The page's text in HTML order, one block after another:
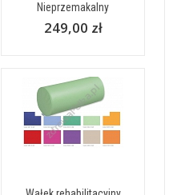
Nieprzemakalny
249,00 zł